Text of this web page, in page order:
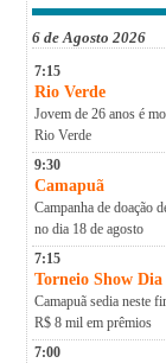
6 de Agosto 2026
7:15
Rio Verde
Jovem de 26 anos é
Rio Verde
9:30
Camapuã
Campanha de doação
no dia 18 de agosto
7:15
Torneio Show Dia
Camapuã sedia neste
R$ 8 mil em prêmios
7:00